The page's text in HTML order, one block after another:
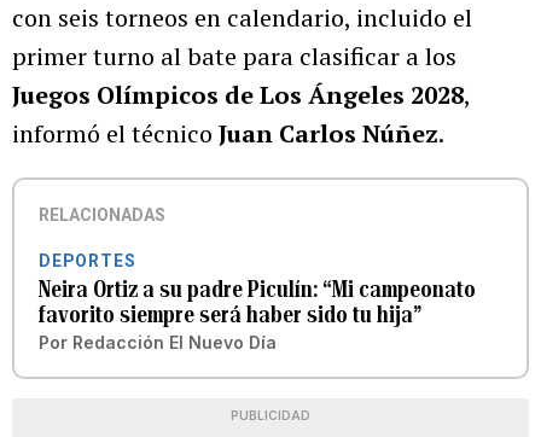
con seis torneos en calendario, incluido el
primer turno al bate para clasificar a los
Juegos Olímpicos de Los Ángeles 2028,
informó el técnico Juan Carlos Núñez.
RELACIONADAS
DEPORTES
Neira Ortiz a su padre Piculín: “Mi campeonato
favorito siempre será haber sido tu hija”
Por Redacción El Nuevo Día
PUBLICIDAD